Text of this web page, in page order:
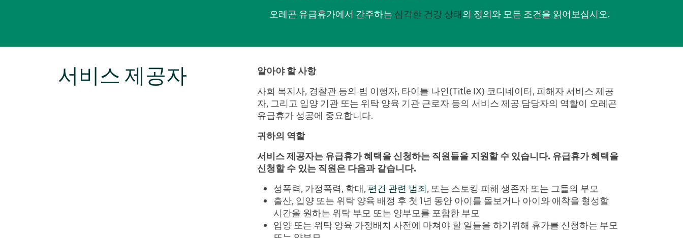
오레곤 유급휴가에서 간주하는 심각한 건강 상태의 정의와 모든 조건을 읽어보십시오.
서비스 제공자
알아야 할 사항
사회 복지사, 경찰관 등의 법 이행자, 타이틀 나인(Title IX) 코디네이터, 피해자 서비스 제공
자, 그리고 입양 기관 또는 위탁 양육 기관 근로자 등의 서비스 제공 담당자의 역할이 오레곤
유급휴가 성공에 중요합니다.
귀하의 역할
서비스 제공자는 유급휴가 혜택을 신청하는 직원들을 지원할 수 있습니다. 유급휴가 혜택을
신청할 수 있는 직원은 다음과 같습니다.
성폭력, 가정폭력, 학대, 편견 관련 범죄, 또는 스토킹 피해 생존자 또는 그들의 부모
출산, 입양 또는 위탁 양육 배정 후 첫 1년 동안 아이를 돌보거나 아이와 애착을 형성할
시간을 원하는 위탁 부모 또는 양부모를 포함한 부모
입양 또는 위탁 양육 가정배치 사전에 마쳐야 할 일들을 하기위해 휴가를 신청하는 부모